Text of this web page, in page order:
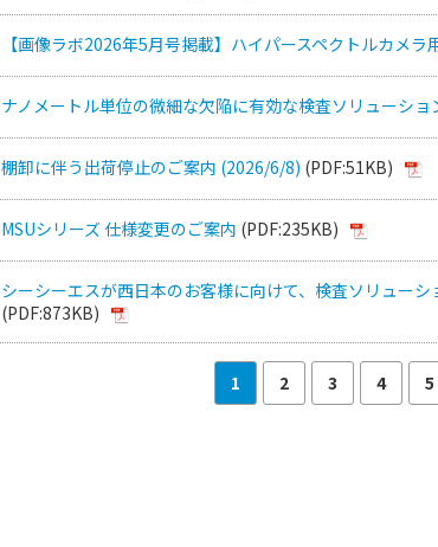
【画像ラボ2026年5月号掲載】ハイパースペクトルカメ
ナノメートル単位の微細な欠陥に有効な検査ソリューショ
棚卸に伴う出荷停止のご案内 (2026/6/8) (PDF:51KB)
MSUシリーズ 仕様変更のご案内 (PDF:235KB)
シーシーエスが西日本のお客様に向けて、検査ソリュー
(PDF:873KB)
1 2 3 4 5